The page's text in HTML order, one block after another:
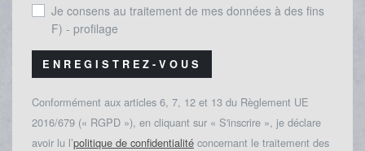
Je consens au traitement de mes données à des fins
F) - profilage
ENREGISTREZ-VOUS
Conformément aux articles 6, 7, 12 et 13 du Règlement UE
2016/679 (« RGPD »), en cliquant sur « S'inscrire », je déclare
avoir lu l’politique de confidentialité concernant le traitement des